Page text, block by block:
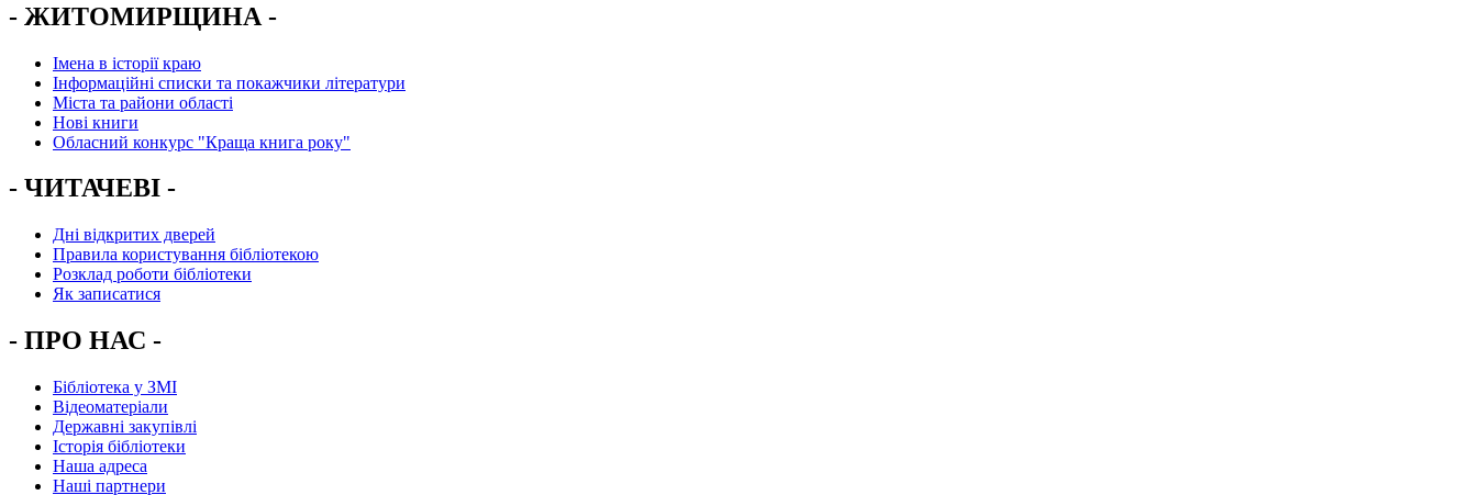
- ЖИТОМИРЩИНА -
Імена в історії краю
Інформаційні списки та покажчики літератури
Міста та райони області
Нові книги
Обласний конкурс "Краща книга року"
- ЧИТАЧЕВІ -
Дні відкритих дверей
Правила користування бібліотекою
Розклад роботи бібліотеки
Як записатися
- ПРО НАС -
Бібліотека у ЗМІ
Відеоматеріали
Державні закупівлі
Історія бібліотеки
Наша адреса
Наші партнери